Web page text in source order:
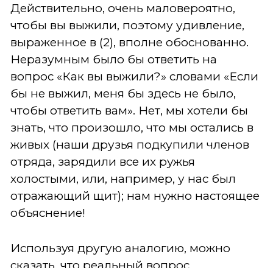
Действительно, очень маловероятно,
чтобы вы выжили, поэтому удивление,
выраженное в (2), вполне обоснованно.
Неразумным было бы ответить на
вопрос «Как вы выжили?» словами «Если
бы не выжил, меня бы здесь не было,
чтобы ответить вам». Нет, мы хотели бы
знать, что произошло, что мы остались в
живых (наши друзья подкупили членов
отряда, зарядили все их ружья
холостыми, или, например, у нас был
отражающий щит); нам нужно настоящее
объяснение!
Используя другую аналогию, можно